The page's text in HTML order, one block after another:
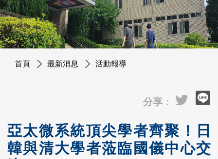
首頁 最新消息 活動報導
分享：
亞太微系統頂尖學者齊聚！日
韓與清大學者蒞臨國儀中心交